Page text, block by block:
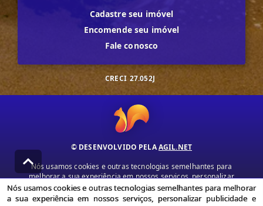
Cadastre seu imóvel
Encomende seu imóvel
Fale conosco
CRECI 27.052J
© DESENVOLVIDO PELAAGIL.NET
Nós usamos cookies e outras tecnologias semelhantes para
melhorar a sua experiência em nossos serviços, personalizar
publicidade e recomendar conteúdo de seu interesse. Ao utilizar
nossos serviços, você concorda com nossa política de privacidade e
Nós usamos cookies e outras tecnologias semelhantes para melhorar
a sua experiência em nossos serviços, personalizar publicidade e